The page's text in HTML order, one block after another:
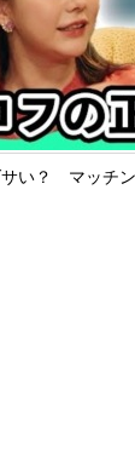
サい？ マッチ